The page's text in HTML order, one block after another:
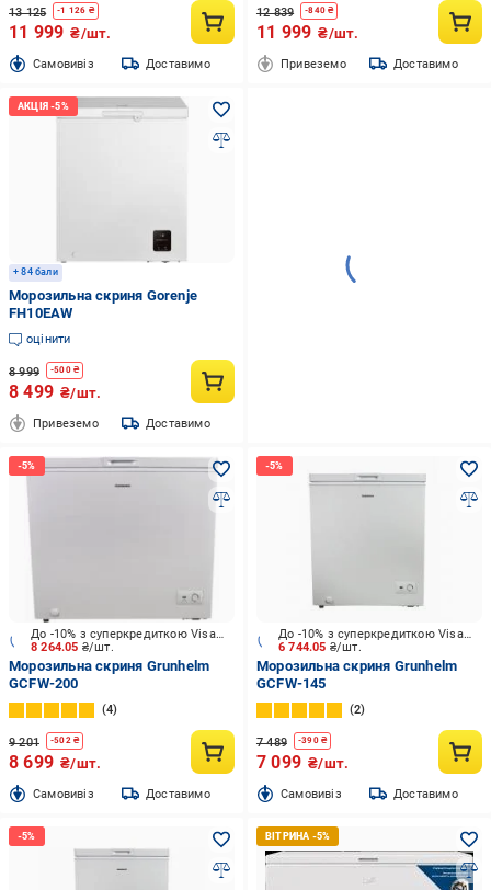
13 125 -1 126 ₴
11 999 ₴/шт.
Cамовивіз Доставимо
12 839 -840₴
11 999 ₴/шт.
Привеземо Доставимо
+ 84 бали
Морозильна скриня Gorenje
FH10EAW
оцінити
8 999 -500₴
8 499 ₴/шт.
Привеземо Доставимо
8 264.05 ₴/шт.
До -10% з суперкредиткою Visa Вигода
Морозильна скриня Grunhelm
GCFW-200
4
9 201 -502₴
8 699 ₴/шт.
Cамовивіз Доставимо
6 744.05 ₴/шт.
До -10% з суперкредиткою Visa Вигода
Морозильна скриня Grunhelm
GCFW-145
2
7 489 -390₴
7 099 ₴/шт.
Cамовивіз Доставимо